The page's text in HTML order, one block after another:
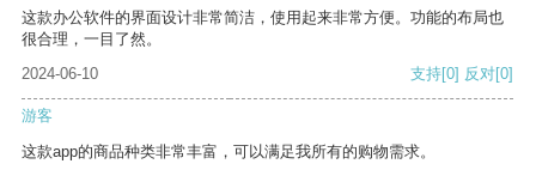
这款办公软件的界面设计非常简洁，使用起来非常方便。功能的布局也
很合理，一目了然。
2024-06-10
支持[0] 反对[0]
游客
这款app的商品种类非常丰富，可以满足我所有的购物需求。